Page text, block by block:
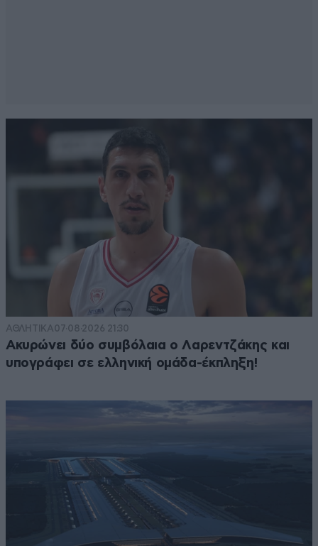
ΑΘΛΗΤΙΚΑ07·08·2026 21:30
Ακυρώνει δύο συμβόλαια ο Λαρεντζάκης και
υπογράφει σε ελληνική ομάδα-έκπληξη!